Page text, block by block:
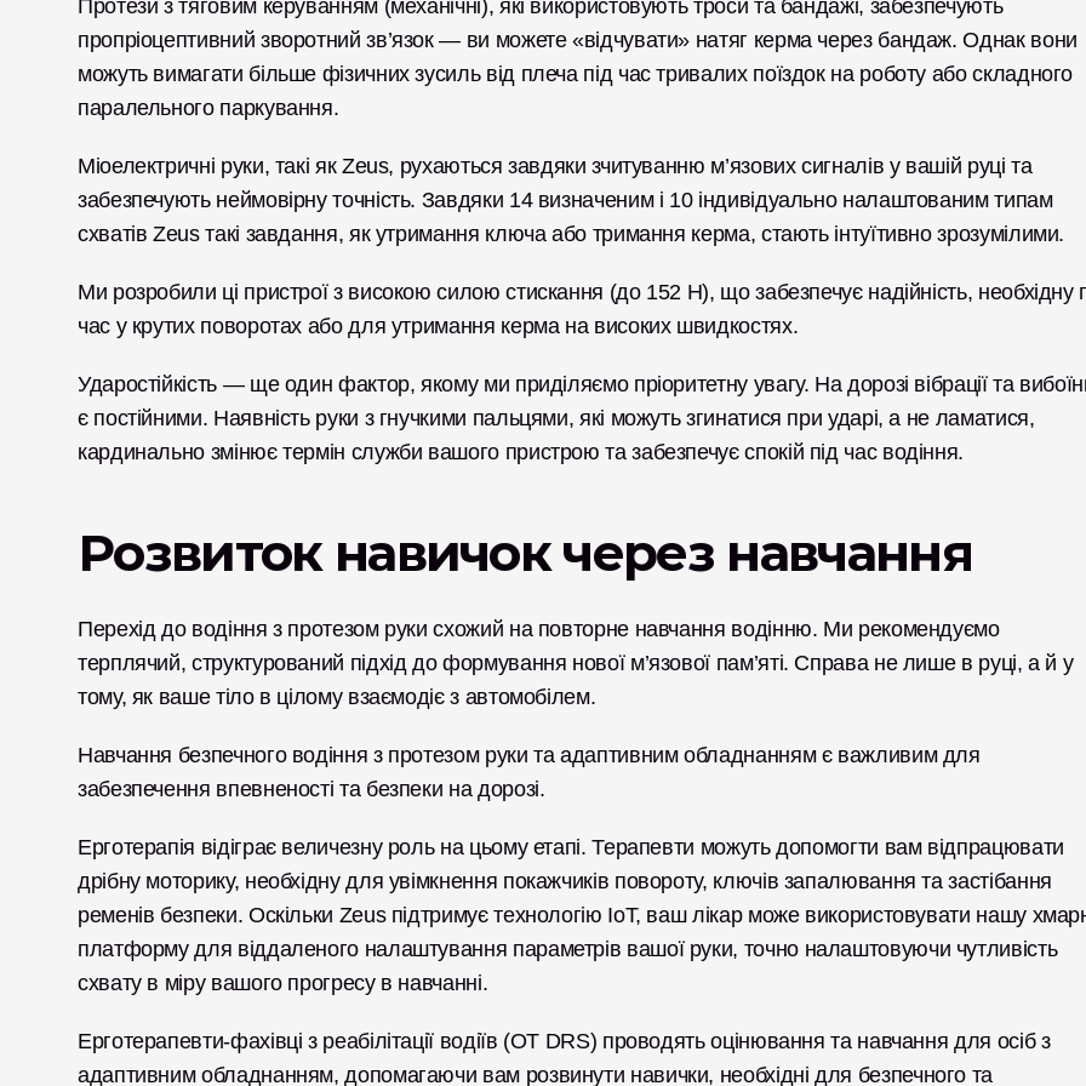
Протези з тяговим керуванням (механічні), які використовують троси та бандажі, забезпечують
пропріоцептивний зворотний зв’язок — ви можете «відчувати» натяг керма через бандаж. Однак вони
можуть вимагати більше фізичних зусиль від плеча під час тривалих поїздок на роботу або складного
паралельного паркування.
Міоелектричні руки, такі як Zeus, рухаються завдяки зчитуванню м’язових сигналів у вашій руці та
забезпечують неймовірну точність. Завдяки 14 визначеним і 10 індивідуально налаштованим типам
схватів Zeus такі завдання, як утримання ключа або тримання керма, стають інтуїтивно зрозумілими.
Ми розробили ці пристрої з високою силою стискання (до 152 Н), що забезпечує надійність, необхідну
час у крутих поворотах або для утримання керма на високих швидкостях.
Ударостійкість — ще один фактор, якому ми приділяємо пріоритетну увагу. На дорозі вібрації та
є постійними. Наявність руки з гнучкими пальцями, які можуть згинатися при ударі, а не ламатися,
кардинально змінює термін служби вашого пристрою та забезпечує спокій під час водіння.
Розвиток навичок через навчання
Перехід до водіння з протезом руки схожий на повторне навчання водінню. Ми рекомендуємо
терплячий, структурований підхід до формування нової м’язової пам’яті. Справа не лише в руці, а й у
тому, як ваше тіло в цілому взаємодіє з автомобілем.
Навчання безпечного водіння з протезом руки та адаптивним обладнанням є важливим для
забезпечення впевненості та безпеки на дорозі.
Ерготерапія відіграє величезну роль на цьому етапі. Терапевти можуть допомогти вам відпрацювати
дрібну моторику, необхідну для увімкнення покажчиків повороту, ключів запалювання та застібання
ременів безпеки. Оскільки Zeus підтримує технологію IoT, ваш лікар може використовувати нашу
платформу для віддаленого налаштування параметрів вашої руки, точно налаштовуючи чутливість
схвату в міру вашого прогресу в навчанні.
Ерготерапевти-фахівці з реабілітації водіїв (OT DRS) проводять оцінювання та навчання для осіб з
адаптивним обладнанням, допомагаючи вам розвинути навички, необхідні для безпечного та